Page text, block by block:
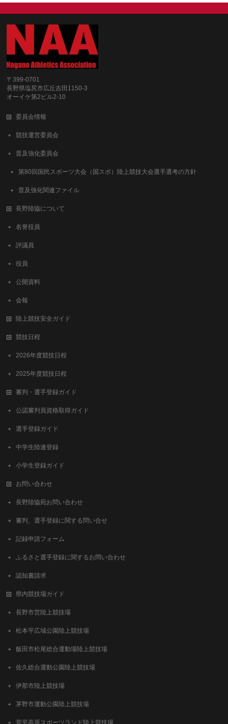
〒399-0701
長野県塩尻市広丘吉田1150-3
オーイケ第2ビル2-10
委員会情報
競技運営委員会
普及強化委員会
第80回国民スポーツ大会（国スポ）陸上競技大会選手選考の方針
普及強化関連ファイル
長野陸協について
名誉役員
評議員
役員
公開資料
会報
陸上競技安全ガイド
競技日程
2026年度競技日程
2025年度競技日程
審判・選手登録ガイド
公認審判員資格取得ガイド
選手登録ガイド
中学生陸連登録
小学生登録ガイド
お問い合わせ
長野陸協宛お問い合わせ
審判、選手登録に関する問い合せ
記録申請フォーム
ふるさと選手登録に関するお問い合わせ
認知書請求
県内競技場ガイド
長野市営陸上競技場
松本平広域公園陸上競技場
飯田市松尾総合運動場陸上競技場
佐久総合運動公園陸上競技場
伊那市陸上競技場
茅野市運動公園陸上競技場
菅平高原スポーツランド陸上競技場